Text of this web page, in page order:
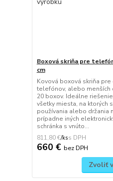
Boxová skriňa pre
cm
Kovová boxová skriňa
telefónov, alebo menších
20 boxov. Ideálne
všetky miesta, na ktorých
používania alebo držania
prípadne iných
schránka s vnúto...
811,80 €/ks
660 € bez DPH
Zvoliť